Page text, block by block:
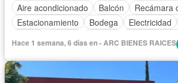
Aire acondicionado
Balcón
Recámara
Estacionamiento
Bodega Electricidad
Sala
Cuarto
Alberca
Hace 1 semana, 6 días en - ARC BIENES RAICES